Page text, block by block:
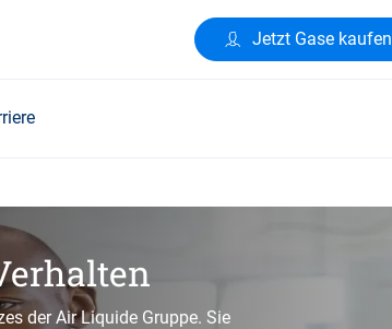
Jetzt Gase kaufen
der Air Liquide Gruppe. Sie